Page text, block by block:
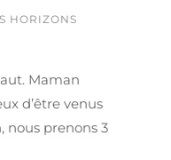
HORIZONS
Maman
d’être venus
nous prenons 3